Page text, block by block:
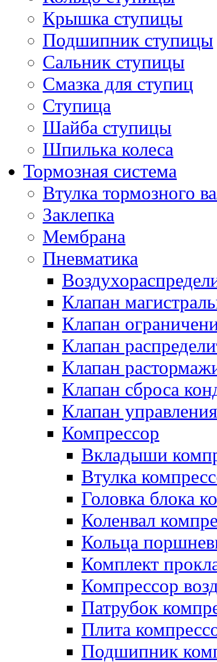
Крышка ступицы
Подшипник ступицы
Сальник ступицы
Смазка для ступиц
Ступица
Шайба ступицы
Шпилька колеса
Тормозная система
Втулка тормозного
Заклепка
Мембрана
Пневматика
Клапан
Клапан
Клапан
Клапан
Клапан сброса
Клапан управления
Компрессор
Вкладыши
Втулка
Головка блока
Коленвал
Кольца
Комплект
Компрессор
Патрубок
Плита
Подшипник